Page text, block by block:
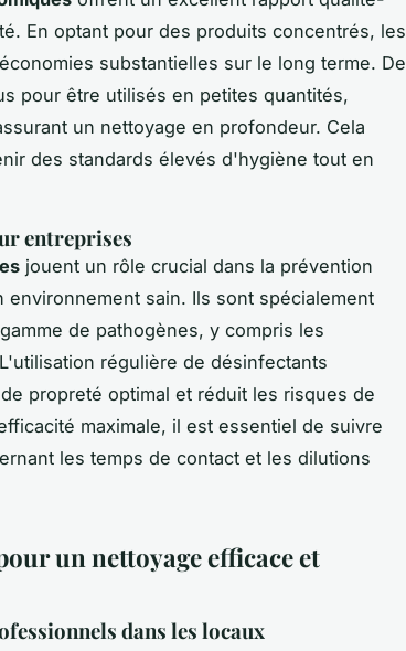
En optant pour des produits concentrés, les
substantielles sur le long terme. De
pour être utilisés en petites quantités,
un nettoyage en profondeur. Cela
des standards élevés d'hygiène tout en
entreprises
jouent un rôle crucial dans la prévention
sain. Ils sont spécialement
de pathogènes, y compris les
régulière de désinfectants
propreté optimal et réduit les risques de
maximale, il est essentiel de suivre
les temps de contact et les dilutions
un nettoyage efficace et
dans les locaux